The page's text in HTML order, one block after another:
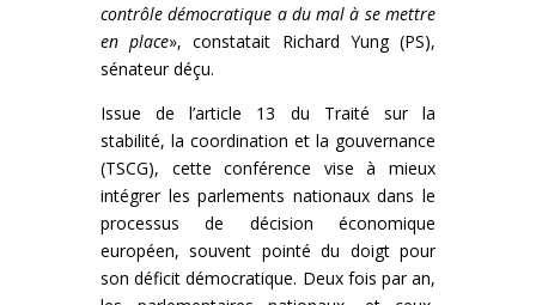
contrôle démocratique a du mal à se mettre
en place», constatait Richard Yung (PS),
sénateur déçu.
Issue de l’article 13 du Traité sur la
stabilité, la coordination et la gouvernance
(TSCG), cette conférence vise à mieux
intégrer les parlements nationaux dans le
processus de décision économique
européen, souvent pointé du doigt pour
son déficit démocratique. Deux fois par an,